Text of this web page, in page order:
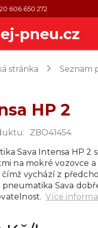
606 650 272
pneu.cz
stránka keyboard_arrow_right Seznam
HP 2
:
ZBO41454
Sava Intensa HP
na mokré vozovce
vychází z
pneumatika Sava
Více